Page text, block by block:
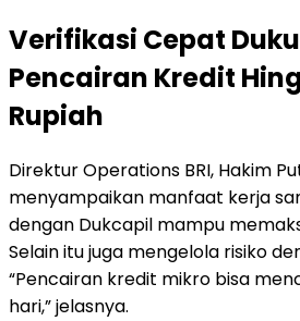
Verifikasi Cepat
Pencairan Kredit
Rupiah
Direktur Operations BRI, Hakim
menyampaikan manfaat kerja
dengan Dukcapil mampu
Selain itu juga mengelola risiko
“Pencairan kredit mikro bisa
hari,” jelasnya.